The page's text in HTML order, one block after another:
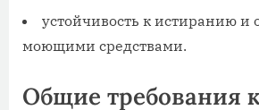
устойчивость к истиранию и
моющими средствами.
Общие требования